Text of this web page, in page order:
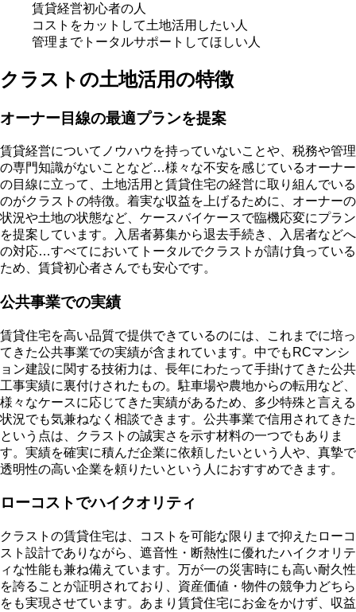
賃貸経営初心者の人
コストをカットして土地活用したい人
管理までトータルサポートしてほしい人
クラストの土地活用の特徴
オーナー目線の最適プランを提案
賃貸経営についてノウハウを持っていないことや、税務や管理
の専門知識がないことなど…様々な不安を感じているオーナー
の目線に立って、土地活用と賃貸住宅の経営に取り組んでいる
のがクラストの特徴。着実な収益を上げるために、オーナーの
状況や土地の状態など、ケースバイケースで臨機応変にプラン
を提案しています。入居者募集から退去手続き、入居者などへ
の対応…すべてにおいてトータルでクラストが請け負っている
ため、賃貸初心者さんでも安心です。
公共事業での実績
賃貸住宅を高い品質で提供できているのには、これまでに培っ
てきた公共事業での実績が含まれています。中でもRCマンシ
ョン建設に関する技術力は、長年にわたって手掛けてきた公共
工事実績に裏付けされたもの。駐車場や農地からの転用など、
様々なケースに応じてきた実績があるため、多少特殊と言える
状況でも気兼ねなく相談できます。公共事業で信用されてきた
という点は、クラストの誠実さを示す材料の一つでもありま
す。実績を確実に積んだ企業に依頼したいという人や、真摯で
透明性の高い企業を頼りたいという人におすすめできます。
ローコストでハイクオリティ
クラストの賃貸住宅は、コストを可能な限りまで抑えたローコ
スト設計でありながら、遮音性・断熱性に優れたハイクオリテ
ィな性能も兼ね備えています。万が一の災害時にも高い耐久性
を誇ることが証明されており、資産価値・物件の競争力どちら
をも実現させています。あまり賃貸住宅にお金をかけず、収益